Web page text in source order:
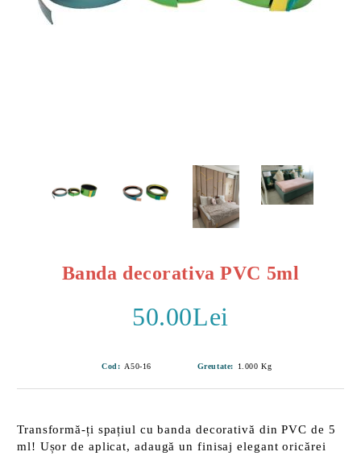
Banda decorativa PVC 5ml
50.00Lei
Cod: A50-16 Greutate: 1.000 Kg
Transformă-ți spațiul cu banda decorativă din PVC de 5
ml! Ușor de aplicat, adaugă un finisaj elegant oricărei